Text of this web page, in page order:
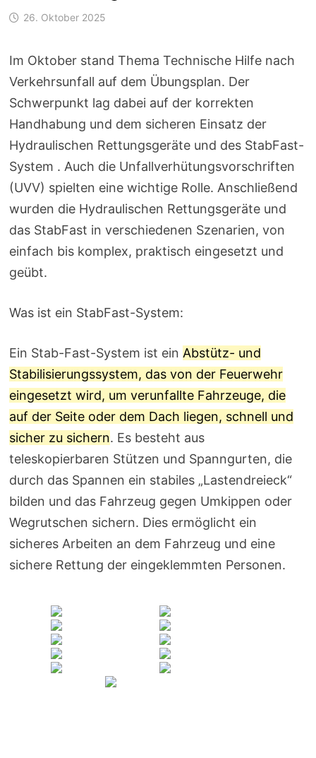
26. Oktober 2025
Im Oktober stand Thema Technische Hilfe nach
Verkehrsunfall auf dem Übungsplan. Der
Schwerpunkt lag dabei auf der korrekten
Handhabung und dem sicheren Einsatz der
Hydraulischen Rettungsgeräte und des StabFast-
System . Auch die Unfallverhütungsvorschriften
(UVV) spielten eine wichtige Rolle. Anschließend
wurden die Hydraulischen Rettungsgeräte und
das StabFast in verschiedenen Szenarien, von
einfach bis komplex, praktisch eingesetzt und
geübt.
Was ist ein StabFast-System:
Ein Stab-Fast-System ist ein Abstütz- und
Stabilisierungssystem, das von der Feuerwehr
eingesetzt wird, um verunfallte Fahrzeuge, die
auf der Seite oder dem Dach liegen, schnell und
sicher zu sichern. Es besteht aus
teleskopierbaren Stützen und Spanngurten, die
durch das Spannen ein stabiles „Lastendreieck“
bilden und das Fahrzeug gegen Umkippen oder
Wegrutschen sichern. Dies ermöglicht ein
sicheres Arbeiten an dem Fahrzeug und eine
sichere Rettung der eingeklemmten Personen.